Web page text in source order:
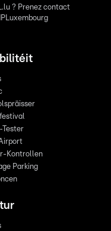
? Prenez contact
Tester
Kontrollen
Parking